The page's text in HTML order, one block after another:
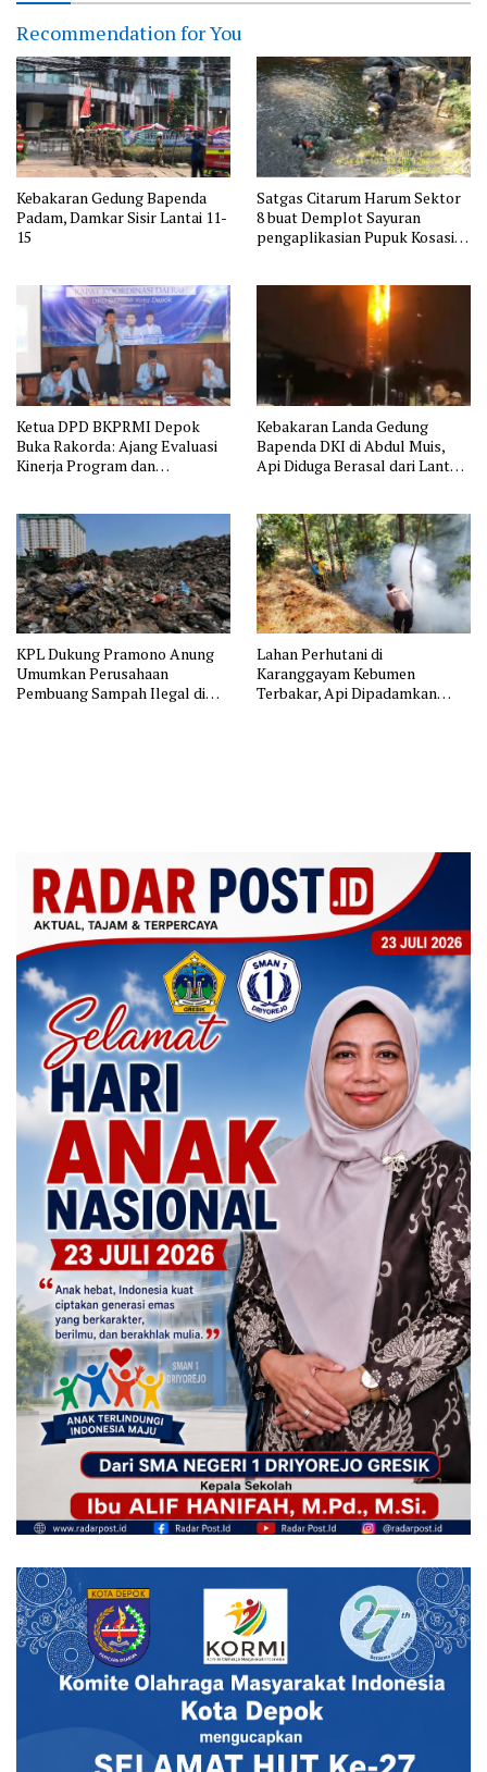
Recommendation for You
Kebakaran Gedung Bapenda
Padam, Damkar Sisir Lantai 11-
15
Satgas Citarum Harum Sektor
8 buat Demplot Sayuran
pengaplikasian Pupuk Kosasih
Ternak di Wilayah Binaan
Ketua DPD BKPRMI Depok
Buka Rakorda: Ajang Evaluasi
Kinerja Program dan
Kebakaran Landa Gedung
Bapenda DKI di Abdul Muis,
Api Diduga Berasal dari Lantai
KPL Dukung Pramono Anung
Umumkan Perusahaan
Pembuang Sampah Ilegal di
Lahan Perhutani di
Karanggayam Kebumen
Terbakar, Api Dipadamkan